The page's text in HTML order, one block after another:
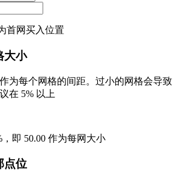
首网买入位置
大小
为每个网格的间距。过小的网格会导致
在 5% 以上
，即 50.00 作为每网大小
点位